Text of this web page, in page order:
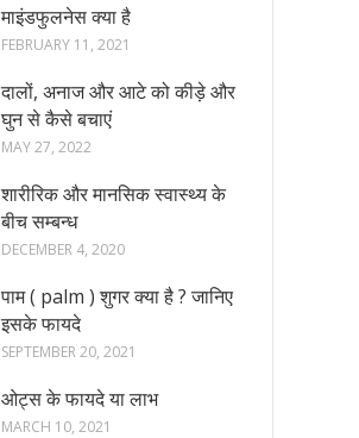
माइंडफुलनेस क्या है
FEBRUARY 11, 2021
दालों, अनाज और आटे को कीड़े और
घुन से कैसे बचाएं
MAY 27, 2022
शारीरिक और मानसिक स्वास्थ्य के
बीच सम्बन्ध
DECEMBER 4, 2020
पाम ( palm ) शुगर क्या है ? जानिए
इसके फायदे
SEPTEMBER 20, 2021
ओट्स के फायदे या लाभ
MARCH 10, 2021